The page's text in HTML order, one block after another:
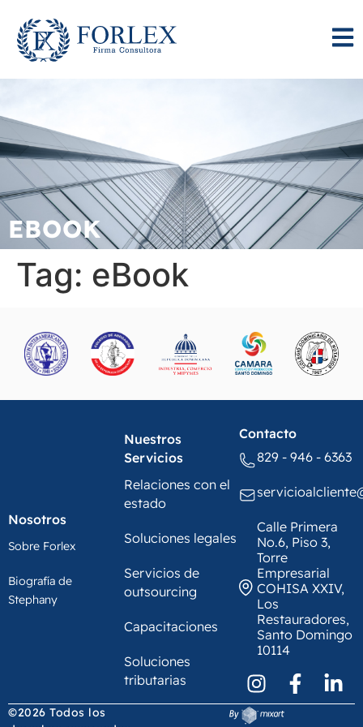
EBOOK
Tag: eBook
Nosotros
Sobre Forlex
Biografía de
Stephany
Nuestros
Servicios
Relaciones con el
estado
Soluciones legales
Servicios de
outsourcing
Capacitaciones
Soluciones
tributarias
Contacto
829 - 946 - 6363
Calle Primera
No.6, Piso 3,
Torre
Empresarial
COHISA XXIV,
Los
Restauradores,
Santo Domingo
10114
©2026 Todos los